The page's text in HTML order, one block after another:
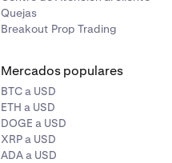
Quejas
Breakout Prop Trading
Mercados populares
BTC a USD
ETH a USD
DOGE a USD
XRP a USD
ADA a USD